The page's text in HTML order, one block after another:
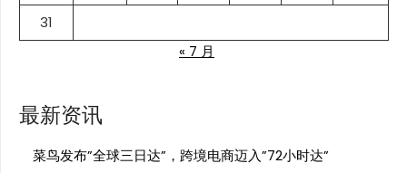
31
« 7 月
最新资讯
菜鸟发布”全球三日达”，跨境电商迈入”72小时达”